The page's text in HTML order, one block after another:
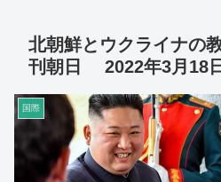
北朝鮮とウクライナの
刊朝日 2022年3月18日
国際